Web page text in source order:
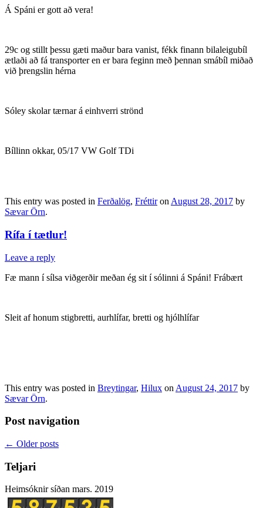
Á Spáni er gott að vera!
29c og stillt þessu gæti maður bara vanist, fékk finann bilaleigubíl
ætlaði að fá transporter en er bara feginn með þennan smábíl miðað
við þrengslin hérna
Sóley skolar tærnar á einhverri strönd
Bíllinn okkar, 05/17 VW Golf TDi
This entry was posted in Ferðalög, Fréttiron August 28, 2017 by
Sævar Örn.
Rífa í tætlur!
Leave a reply
Fæ mann í sílsa viðgerðir meðan ég sit í sólinni á Spáni! Frábært
Sleit af honum stigbretti, aurhlífar, bretti og hjólhlífar
This entry was posted in Breytingar, Hilux on August 24, 2017 by
Sævar Örn.
Post navigation
← Older posts
Teljari
Heimsóknir síðan mars. 2019